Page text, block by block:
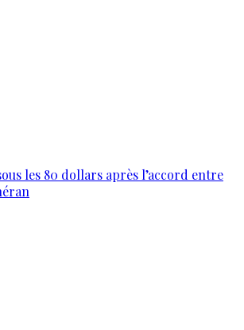
les 80 dollars après l’accord entre